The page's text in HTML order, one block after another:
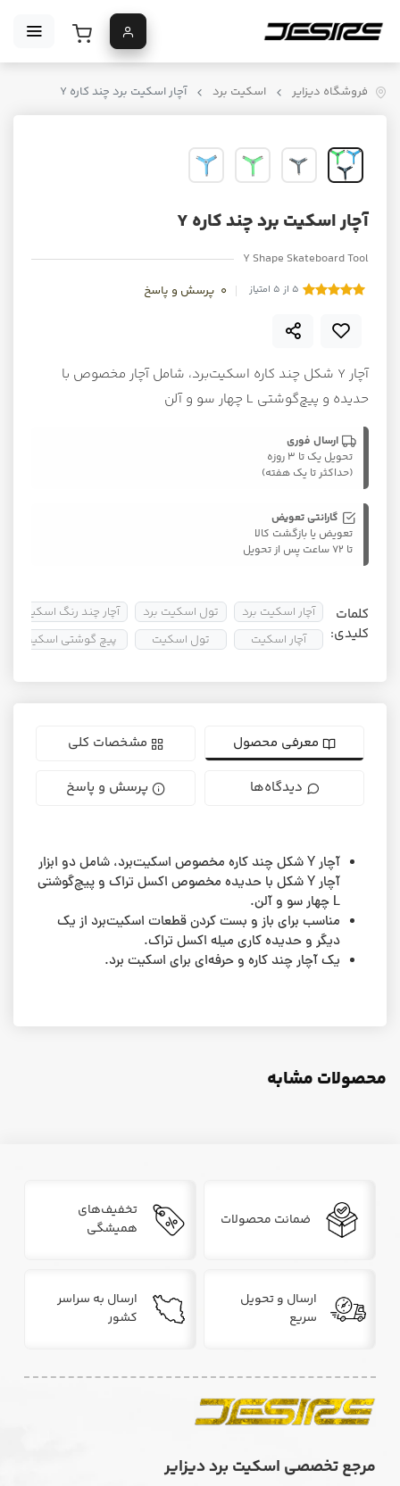
فروشگاه دیزایر اسکیت برد آچار اسکیت برد چند کاره Y
آچار اسکیت برد چند کاره Y
Y Shape Skateboard Tool
5 از 5 امتیاز 0 پرسش و پاسخ
آچار Y شکل چند کاره اسکیت‌برد، شامل آچار مخصوص با
حدیده و پیچ‌گوشتی L چهار سو و آلن
ارسال فوری
تحویل یک تا ۳ روزه
(حداکثر تا یک هفته)
گارانتی تعویض
تعویض یا بازگشت کالا
تا ۷۲ ساعت پس از تحویل
کلمات
کلیدی:
آچار اسکیت برد
آچار اسکیت
تول اسکیت برد
تول اسکیت
آچار چند رنگ اسکیت برد
پیچ گوشتی اسکیت برد
معرفی محصول مشخصات کلی
دیدگاه‌ها پرسش و پاسخ
آچار Y شکل چند کاره مخصوص اسکیت‌برد، شامل دو ابزار
آچار Y شکل با حدیده مخصوص اکسل تراک و پیچ‌گوشتی
L چهار سو و آلن.
مناسب برای باز و بست کردن قطعات اسکیت‌برد از یک
دیگر و حدیده کاری میله اکسل تراک.
یک آچار چند کاره و حرفه‌ای برای اسکیت برد.
محصولات مشابه
ضمانت محصولات
تخفیف‌های
همیشگی
ارسال و تحویل
سریع
ارسال به سراسر
کشور
مرجع تخصصی اسکیت برد دیزایر